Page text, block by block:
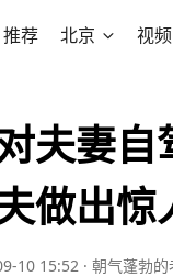
推荐 北京 视频
夫妻
做出惊
10 15:52 · 朝气蓬勃